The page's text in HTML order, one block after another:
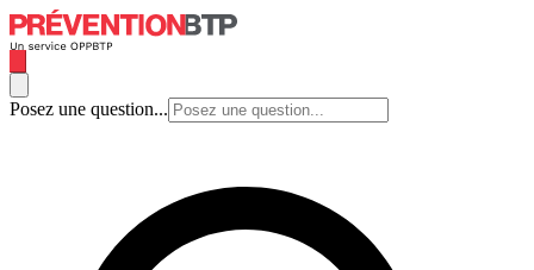
Posez une question...